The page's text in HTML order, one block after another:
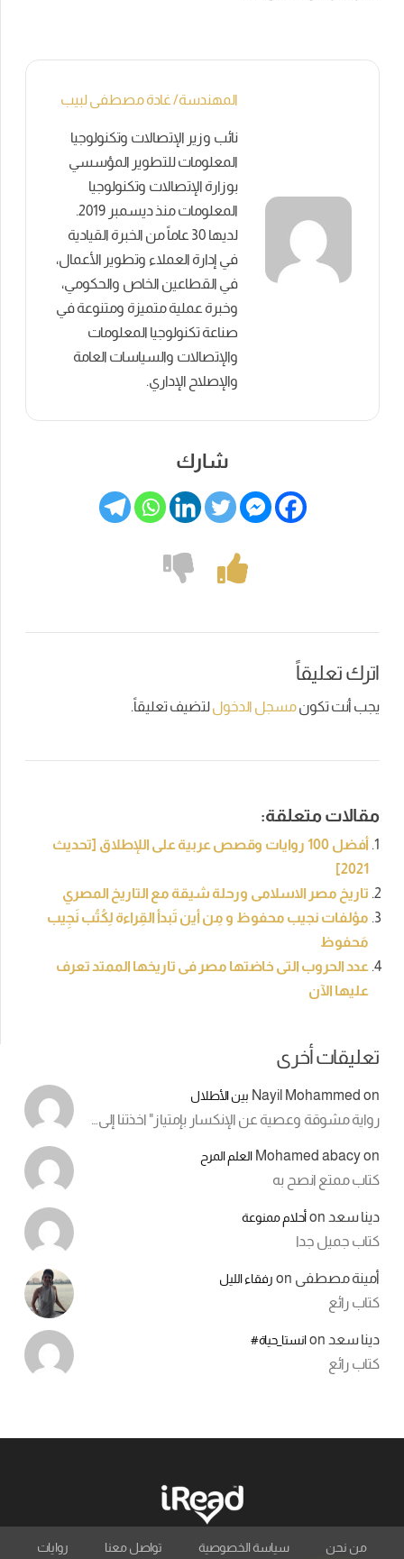
المهندسة/ غادة مصطفى لبيب
نائب وزير الإتصالات وتكنولوجيا
المعلومات للتطوير المؤسسي
بوزارة الإتصالات وتكنولوجيا
المعلومات منذ ديسمبر 2019.
لديها 30 عاماً من الخبرة القيادية
في إدارة العملاء وتطوير الأعمال،
في القطاعين الخاص والحكومي،
وخبرة عملية متميزة ومتنوعة في
صناعة تكنولوجيا المعلومات
والإتصالات والسياسات العامة
والإصلاح الإداري.
شارك
اترك تعليقاً
يجب أنت تكونمسجل الدخوللتضيف تعليقاً.
مقالات متعلقة:
أفضل 100 روايات وقصص عربية على اللإطلاق [تحديث
2021]
تاريخ مصر الاسلامى ورحلة شيقة مع التاريخ المصري
مؤلفات نجيب محفوظ و مِن أين تَبدأ القِراءة لِكُتُب نَجِيب
مَحفوظ
عدد الحروب التى خاضتها مصر فى تاريخها الممتد تعرف
عليها الآن
تعليقات أخرى
Nayil Mohammed on بين الأطلال
رواية مشوقة وعصية عن الإنكسار بإمتياز" اخذتنا إلى…
Mohamed abacyon العلم المرح
كتاب ممتع انصح به
دينا سعد onأحلام ممنوعة
كتاب جميل جدا
أمينة مصطفى on رفقاء الليل
كتاب رائع
دينا سعد onانستا_حياة#
كتاب رائع
من نحن سياسة الخصوصية تواصل معنا روايات